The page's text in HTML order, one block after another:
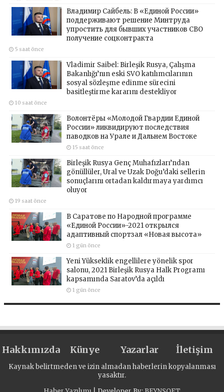
Владимир Сайбель: В «Единой России»
поддерживают решение Минтруда
упростить для бывших участников СВО
получение соцконтракта
5 saat önce
Vladimir Saibel: Birleşik Rusya, Çalışma
Bakanlığı’nın eski SVO katılımcılarının
sosyal sözleşme edinme sürecini
basitleştirme kararını destekliyor
10 saat önce
Волонтёры «Молодой Гвардии Единой
России» ликвидируют последствия
паводков на Урале и Дальнем Востоке
15 saat önce
Birleşik Rusya Genç Muhafızları’ndan
gönüllüler, Ural ve Uzak Doğu’daki sellerin
sonuçlarını ortadan kaldırmaya yardımcı
oluyor
19 saat önce
В Саратове по Народной программе
«Единой России»-2021 открылся
адаптивный спортзал «Новая высота»
1 gün önce
Yeni Yükseklik engellilere yönelik spor
salonu, 2021 Birleşik Rusya Halk Programı
kapsamında Saratov’da açıldı
1 gün önce
Hakkımızda Künye Yazarlar İletişim
Kaynak belirtmeden ve izin almadan haberlerin kopyalanması
yasaktır.